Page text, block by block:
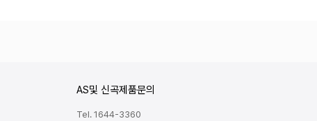
AS및 신곡제품문의
Tel. 1644-3360